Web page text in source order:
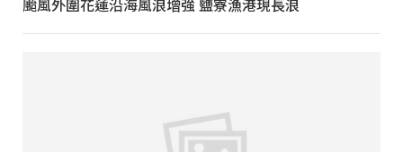
颱風外圍花蓮沿海風浪增強 鹽寮漁港現長浪